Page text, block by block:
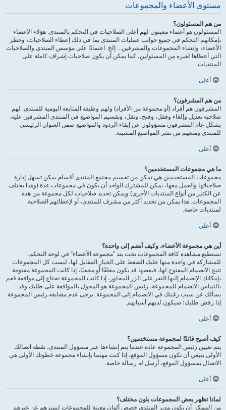
مستوى الأعضاء والمجموعات
من هم المسئولون؟
المسئولون هو أعضاء معينون لهم أعلى الصلاحيات في التحكم بالمنتدى. هؤلاء الأعضاء
بإمكانهم التحكم في جميع جوانب عمليات المنتدى بما في ذلك إعطاء الصلاحيات، وحظر
الأعضاء، وإنشاء المجموعات والمشرفين... إلخ. اعتمادًا على مؤسس المنتدى والصلاحيات
التي أعطاها لغيره من المسئولين، كما يمكن أن يكون صلاحيات إشراف كاملة على
المنتديات.
أعلى
من هم المشرفون؟
المشرفون هم أفراد (أو مجموعة من الأفراد) ولهم وظيفة المتابعة اليومية للمنتدى. لهم
صلاحية تعديل وإلغاء وقفل، وفتح، ونقل، وتقسيم المواضيع في المنتدى المشرفين عليه.
بشكل عام المشرفون مسؤولون عن إبقاء الردود والمواضيع ضمن العنوان الرئيسي
للمنتدى ومنعهم من نشر المواضيع المشينة.
أعلى
ما هي مجموعات المستخدمين؟
مجموعات المستخدمين هي تمكن من تقسيم مجتمع المنتدى أقسام يمكن تسهل إدارة
صلاحياتها والعمل معها، يمكن للمشترك الواحد أن يكون في مجموعات عدة (وهذا يختلف
عن الكثير من أنواع المنتديات الأخرى) ويمكن تحديد صلاحيات لكل مجموعة من هذه
المجموعات. هذا يمكن من تحديد أكثر من مشرف للمنتدى، أو لإعطائهم الصلاحية
لمنتديات خاصة.
أعلى
أين هي مجموعة الأعضاء، وكيف أنضم إلى واحدة؟
تستطيع مشاهدة كافة المجموعات تحت بند ”مجموعة الأعضاء“ في لوحة التحكم.
للمشاركة في واحدة منها عليك الضغط على الخيار المقابل لها، ليست كل المجموعات
تتيح الانضمام المفتوح لها، فبعضها قد يكون مغلقًا أو مخفيًا، إذا كانت المجموعة مفتوحة
بإمكانك الإنضمام إليها النقر على الزر المجاور، إذا كانت المجموعة تحتاج إلى موافقة فقم
بالتماس الانضمام للمجموعة، رئيس المجموعة هو المخول بالموافقة على طلبك وقد
يسألك عن سبب رغبتك في الانضمام إلى المجموعة. يرجى عدم مضايقه رئيس المجموعة
إذا رفض طلبك؛ سيكون لديهم أسبابهم.
أعلى
كيف أصبح قائدًا لمجموعة مستخدمين؟
يتم تعيين رئيس المجموعة عادة عندما يتم إنشاءها عبر مسؤول المنتدى، نقطة اتصالك
الأولى ينبغي أن تكون مسؤول الموقع، إذا كنت مهتما بإنشاء مجموعة خطوتك الأولى هي
الاتصال بمسؤول الموقع، أرسل له رسالة خاصة.
أعلى
لماذا تظهر بعض المجموعات بلون مختلف؟
من الممكن أن يكون مدير المنتدى خصص ألوان معينة للمجموعات ليميزهم عن غيرهم